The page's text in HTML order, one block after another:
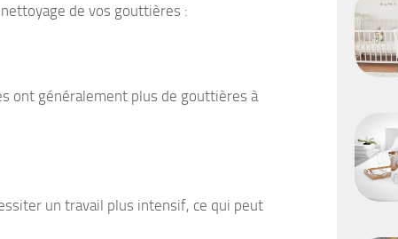
de vos gouttières :
ont généralement plus de gouttières à
un travail plus intensif, ce qui peut